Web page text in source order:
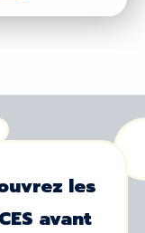
les
avant